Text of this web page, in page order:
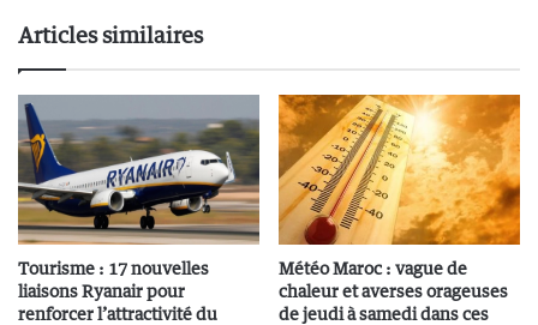
Articles similaires
Tourisme : 17 nouvelles
liaisons Ryanair pour
renforcer l’attractivité du
Météo Maroc : vague de
chaleur et averses orageuses
de jeudi à samedi dans ces